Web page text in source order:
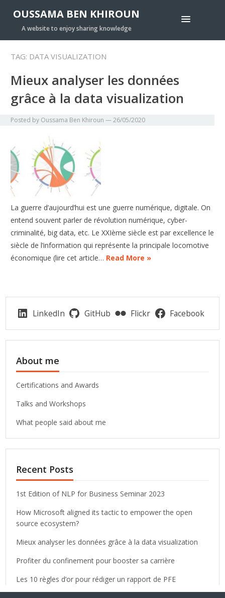
OUSSAMA BEN KHIROUN
A website to enjoy sharing knowledge
TAG: DATA VISUALIZATION
Mieux analyser les données
grâce à la data visualization
Posted by Oussama Ben Khiroun —26/05/2020
La guerre d’aujourd’hui est une guerre numérique, digitale. On
entend souvent parler de révolution numérique, cyber-
criminalité, big data, etc. Le XXIème siècle est par excellence le
siècle de l’information qui représente la principale locomotive
économique (lire cet article… Read More »
LinkedIn GitHub Flickr Facebook
About me
Certifications and Awards
Talks and Workshops
What people said about me
Recent Posts
1st Edition of NLP for Business Seminar 2023
How Microsoft aligned its tactic to empower the open
source ecosystem?
Mieux analyser les données grâce à la data visualization
Profiter du confinement pour booster sa carrière
Les 10 règles d’or pour rédiger un rapport de PFE